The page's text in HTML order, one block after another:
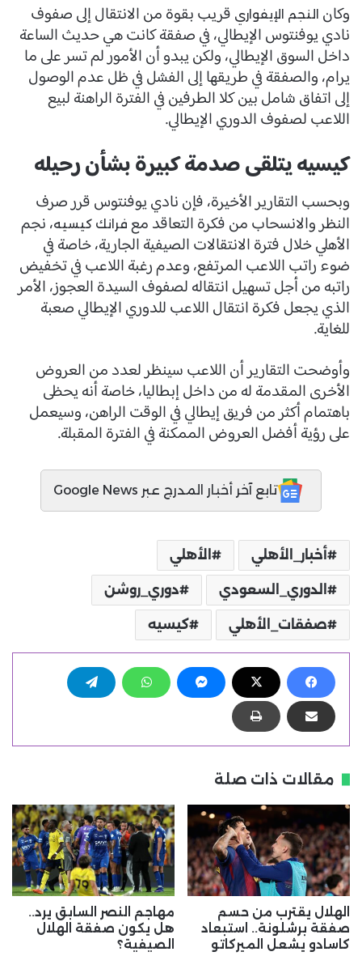
وكان النجم الإيفواري قريب بقوة من الانتقال إلى صفوف
نادي يوفنتوس الإيطالي، في صفقة كانت هي حديث الساعة
داخل السوق الإيطالي، ولكن يبدو أن الأمور لم تسر على ما
يرام، والصفقة في طريقها إلى الفشل في ظل عدم الوصول
إلى اتفاق شامل بين كلا الطرفين في الفترة الراهنة لبيع
اللاعب لصفوف الدوري الإيطالي.
كيسيه يتلقى صدمة كبيرة بشأن رحيله
وبحسب التقارير الأخيرة، فإن نادي يوفنتوس قرر صرف
النظر والانسحاب من فكرة التعاقد مع فرانك كيسيه، نجم
الأهلي خلال فترة الانتقالات الصيفية الجارية، خاصة في
ضوء راتب اللاعب المرتفع، وعدم رغبة اللاعب في تخفيض
راتبه من أجل تسهيل انتقاله لصفوف السيدة العجوز، الأمر
الذي يجعل فكرة انتقال اللاعب للدوري الإيطالي صعبة
للغاية.
وأوضحت التقارير أن اللاعب سينظر لعدد من العروض
الأخرى المقدمة له من داخل إبطاليا، خاصة أنه يحظى
باهتمام أكثر من فريق إيطالي في الوقت الراهن، وسيعمل
على رؤية أفضل العروض الممكنة في الفترة المقبلة.
تابع آخر أخبار المدرج عبر Google News
أخبار_الأهلي الأهلي
الدوري_السعودي دوري_روشن
صفقات_الأهلي كيسيه
مقالات ذات صلة
الهلال يقترب من حسم
صفقة برشلونة.. استبعاد
كاسادو يشعل الميركاتو
مهاجم النصر السابق يرد..
هل يكون صفقة الهلال
الصيفية؟